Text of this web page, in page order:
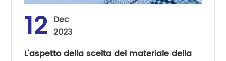
12 Dec
2023
L'aspetto della scelta del materiale della